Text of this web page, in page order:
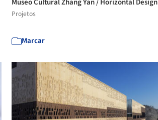
Projetos
Marcar